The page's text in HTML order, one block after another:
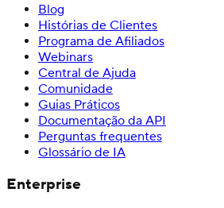
Blog
Histórias de Clientes
Programa de Afiliados
Webinars
Central de Ajuda
Comunidade
Guias Práticos
Documentação da API
Perguntas frequentes
Glossário de IA
Enterprise